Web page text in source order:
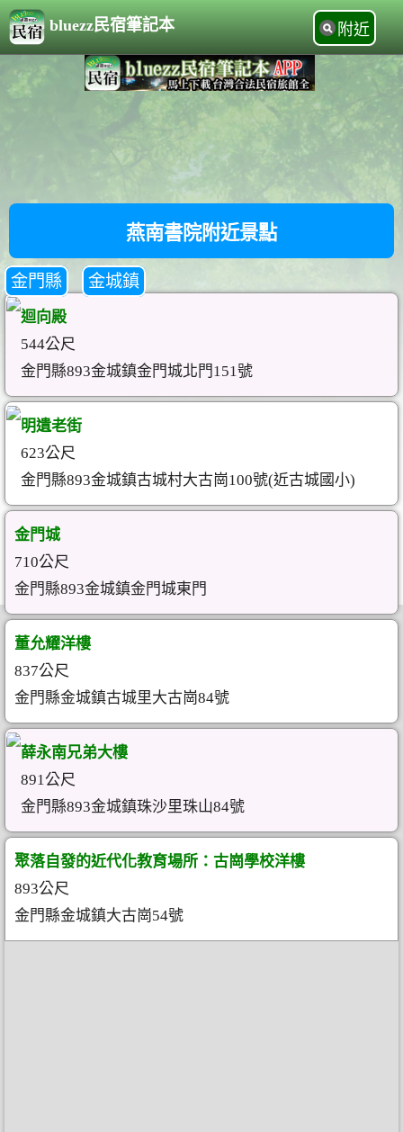
bluezz民宿筆記本 附近
燕南書院附近景點
金門縣 金城鎮
迴向殿
544公尺
金門縣893金城鎮金門城北門151號
明遺老街
623公尺
金門縣893金城鎮古城村大古崗100號(近古城國小)
金門城
710公尺
金門縣893金城鎮金門城東門
董允耀洋樓
837公尺
金門縣金城鎮古城里大古崗84號
薛永南兄弟大樓
891公尺
金門縣893金城鎮珠沙里珠山84號
聚落自發的近代化教育場所：古崗學校洋樓
893公尺
金門縣金城鎮大古崗54號